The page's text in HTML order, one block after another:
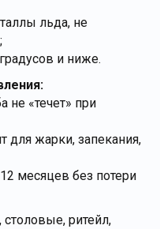
льда, не
и ниже.
не «течет» при
для жарки, запекания,
месяцев без потери
столовые, ритейл,